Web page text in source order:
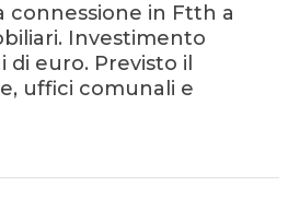
connessione in Ftth a
Investimento
di euro. Previsto il
uffici comunali e